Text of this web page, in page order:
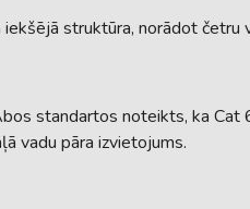
struktūra, norādot četru
standartos noteikts, ka
vadu pāra izvietojums.